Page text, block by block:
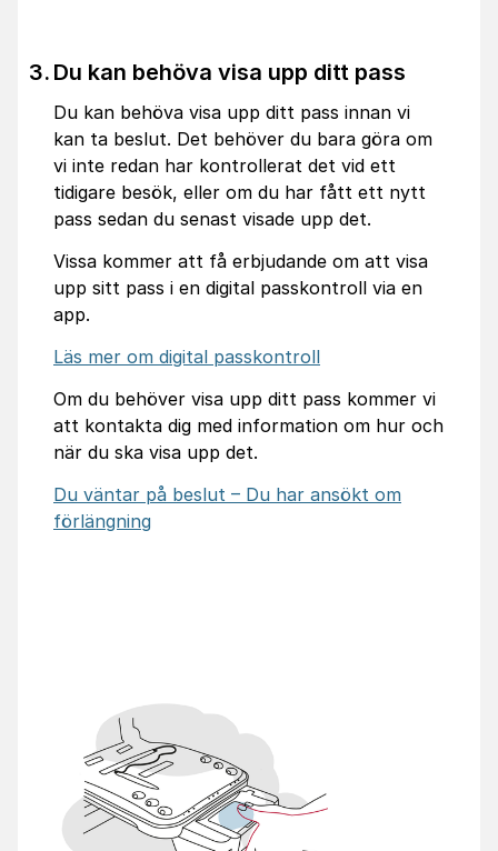
Du kan behöva visa upp ditt pass
Du kan behöva visa upp ditt pass innan vi
kan ta beslut. Det behöver du bara göra om
vi inte redan har kontrollerat det vid ett
tidigare besök, eller om du har fått ett nytt
pass sedan du senast visade upp det.
Vissa kommer att få erbjudande om att visa
upp sitt pass i en digital passkontroll via en
app.
Läs mer om digital passkontroll
Om du behöver visa upp ditt pass kommer vi
att kontakta dig med information om hur och
när du ska visa upp det.
Du väntar på beslut – Du har ansökt om
förlängning